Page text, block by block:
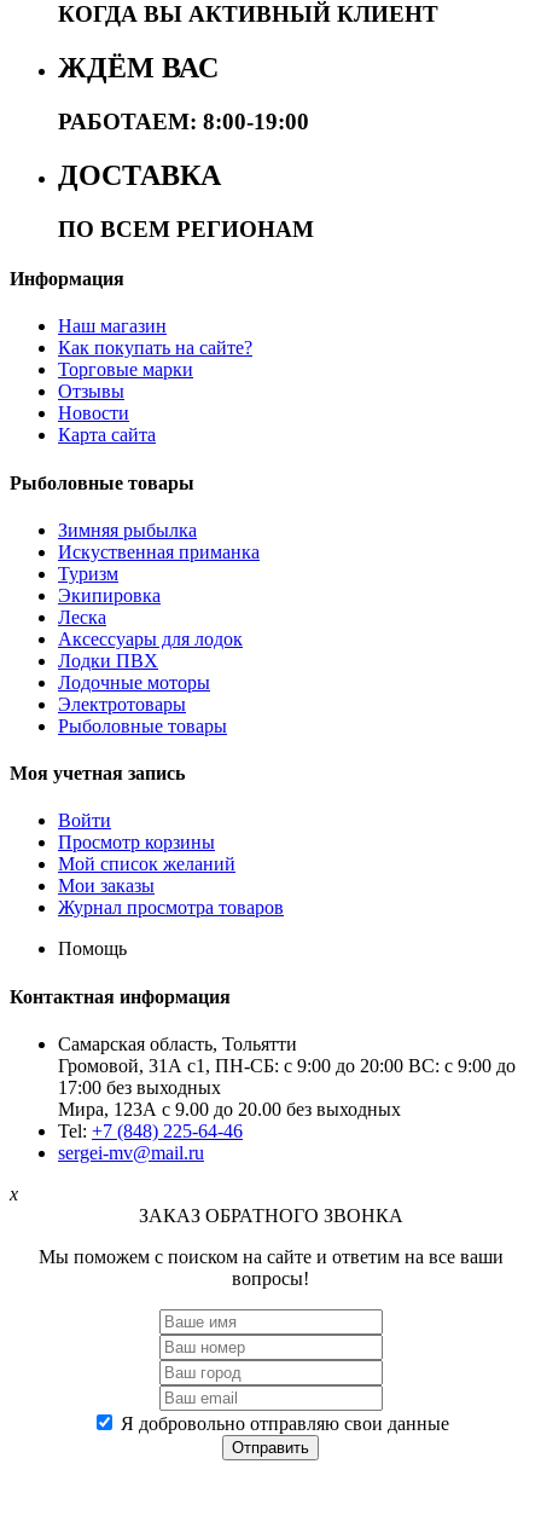
КОГДА ВЫ АКТИВНЫЙ КЛИЕНТ
ЖДЁМ ВАС
РАБОТАЕМ: 8:00-19:00
ДОСТАВКА
ПО ВСЕМ РЕГИОНАМ
Информация
Наш магазин
Как покупать на сайте?
Торговые марки
Отзывы
Новости
Карта сайта
Рыболовные товары
Зимняя рыбылка
Искуственная приманка
Туризм
Экипировка
Леска
Аксессуары для лодок
Лодки ПВХ
Лодочные моторы
Электротовары
Рыболовные товары
Моя учетная запись
Войти
Просмотр корзины
Мой список желаний
Мои заказы
Журнал просмотра товаров
Помощь
Контактная информация
Самарская область, Тольятти
Громовой, 31А с1, ПН-СБ: с 9:00 до 20:00 ВС: с 9:00 до
17:00 без выходных
Мира, 123А с 9.00 до 20.00 без выходных
Tel: +7 (848) 225-64-46
sergei-mv@mail.ru
x
ЗАКАЗ ОБРАТНОГО ЗВОНКА
Мы поможем с поиском на сайте и ответим на все ваши
вопросы!
Я добровольно отправляю свои данные
Отправить